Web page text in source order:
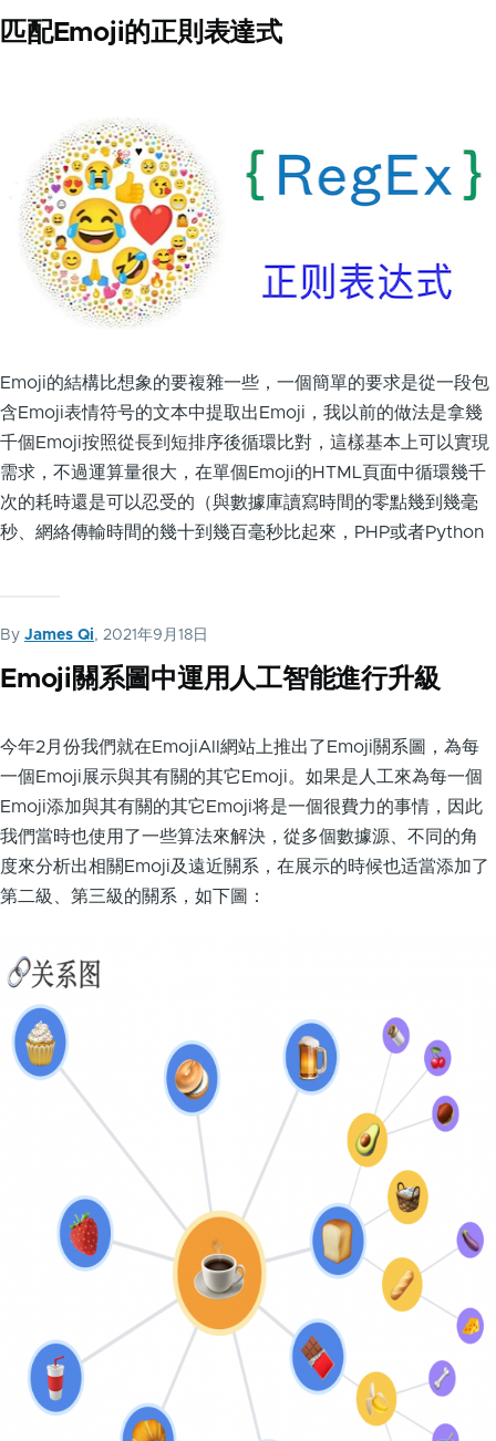
匹配Emoji的正則表達式
Emoji的結構比想象的要複雜一些，一個簡單的要求是從一段包
含Emoji表情符号的文本中提取出Emoji，我以前的做法是拿幾
千個Emoji按照從長到短排序後循環比對，這樣基本上可以實現
需求，不過運算量很大，在單個Emoji的HTML頁面中循環幾千
次的耗時還是可以忍受的（與數據庫讀寫時間的零點幾到幾毫
秒、網絡傳輸時間的幾十到幾百毫秒比起來，PHP或者Python
By James Qi, 2021年9月18日
Emoji關系圖中運用人工智能進行升級
今年2月份我們就在EmojiAll網站上推出了Emoji關系圖，為每
一個Emoji展示與其有關的其它Emoji。如果是人工來為每一個
Emoji添加與其有關的其它Emoji将是一個很費力的事情，因此
我們當時也使用了一些算法來解決，從多個數據源、不同的角
度來分析出相關Emoji及遠近關系，在展示的時候也适當添加了
第二級、第三級的關系，如下圖：